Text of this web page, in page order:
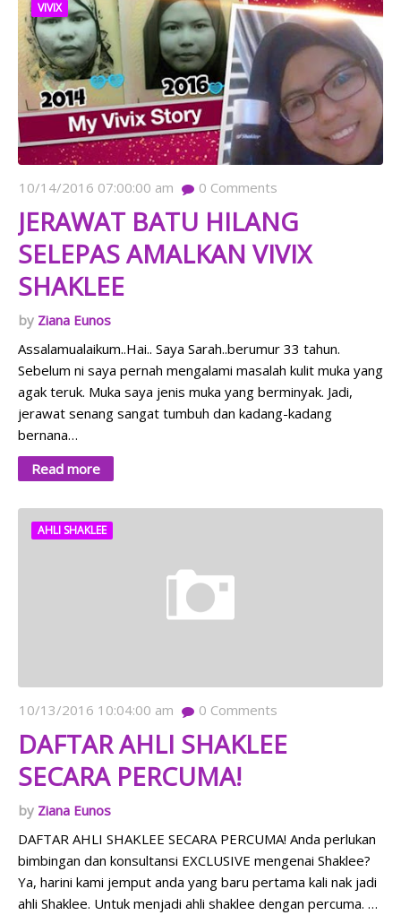
VIVIX
10/14/2016 07:00:00 am 0 Comments
JERAWAT BATU HILANG
SELEPAS AMALKAN VIVIX
SHAKLEE
Ziana Eunos
Assalamualaikum..Hai.. Saya Sarah..berumur 33 tahun.
Sebelum ni saya pernah mengalami masalah kulit muka yang
agak teruk. Muka saya jenis muka yang berminyak. Jadi,
jerawat senang sangat tumbuh dan kadang-kadang
bernana…
Read more
AHLI SHAKLEE
10/13/2016 10:04:00 am 0 Comments
DAFTAR AHLI SHAKLEE
SECARA PERCUMA!
Ziana Eunos
DAFTAR AHLI SHAKLEE SECARA PERCUMA! Anda perlukan
bimbingan dan konsultansi EXCLUSIVE mengenai Shaklee?
Ya, harini kami jemput anda yang baru pertama kali nak jadi
ahli Shaklee. Untuk menjadi ahli shaklee dengan percuma. …